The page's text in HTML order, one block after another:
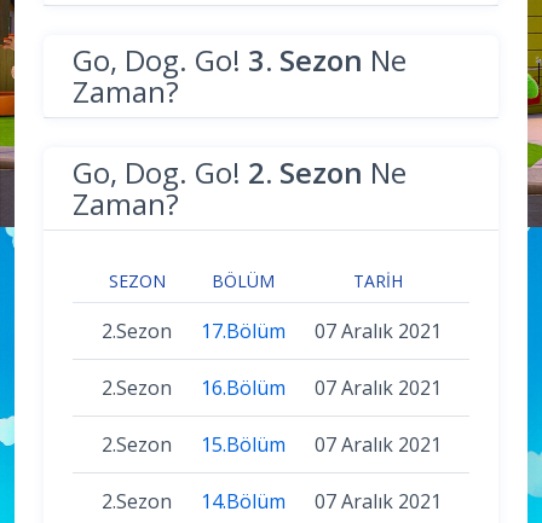
Go, Dog. Go! 3. Sezon Ne
Zaman?
Go, Dog. Go! 2. Sezon Ne
Zaman?
SEZON BÖLÜM TARIH
2.Sezon 17.Bölüm 07 Aralık 2021
2.Sezon 16.Bölüm 07 Aralık 2021
2.Sezon 15.Bölüm 07 Aralık 2021
2.Sezon 14.Bölüm 07 Aralık 2021